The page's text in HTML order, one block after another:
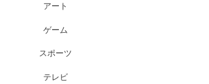
アート
ゲーム
スポーツ
テレビ